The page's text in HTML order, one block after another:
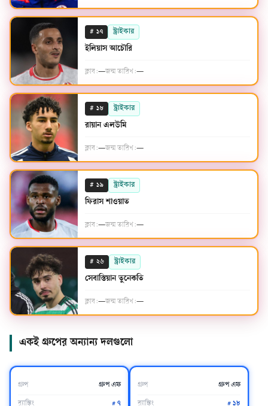
# ১৭ স্ট্রাইকার
ইলিয়াস আচৌরি
ক্লাব:—জন্ম তারিখ:—
# ১৮ স্ট্রাইকার
রায়ান এলউমি
ক্লাব:—জন্ম তারিখ:—
# ১৯ স্ট্রাইকার
ফিরাস শাওয়াত
ক্লাব:—জন্ম তারিখ:—
# ২৬ স্ট্রাইকার
সেবাস্তিয়ান তুনেকতি
ক্লাব:—জন্ম তারিখ:—
একই গ্রুপের অন্যান্য দলগুলো
গ্রুপ গ্রুপ এফ
র‍্যাঙ্কিং # ৭
গ্রুপ গ্রুপ এফ
র‍্যাঙ্কিং # ১৮